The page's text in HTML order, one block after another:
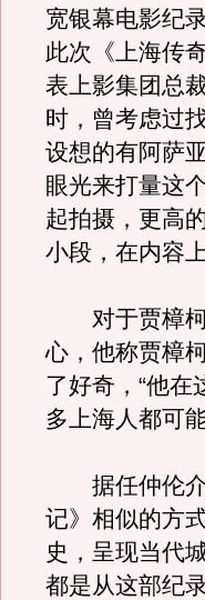
宽银幕电影纪
此次《上海传
表上影集团总
时，曾考虑过
设想的有阿萨
眼光来打量这
起拍摄，更高
小段，在内容
对于贾樟柯
心，他称贾樟
了好奇，“他
多上海人都可
据任仲伦介
记》相似的方
史，呈现当代
都是从这部纪